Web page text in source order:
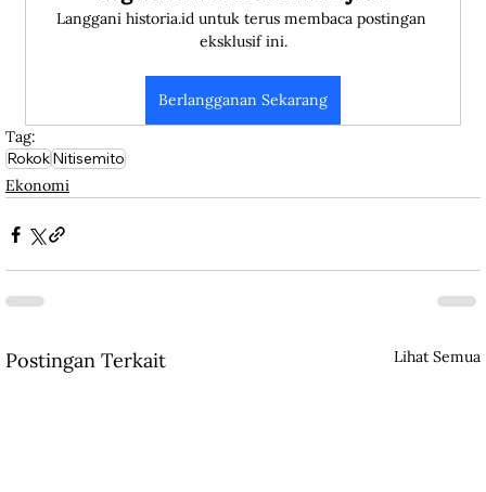
Langgani historia.id untuk terus membaca postingan
eksklusif ini.
Berlangganan Sekarang
Tag:
RokokNitisemito
Ekonomi
Postingan Terkait Lihat Semua